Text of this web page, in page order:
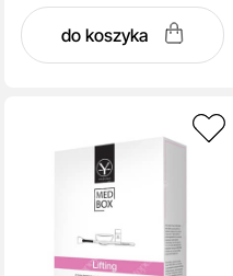
do koszyka